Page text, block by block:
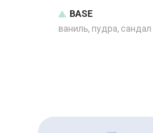
BASE
ваниль, пудра, сандал